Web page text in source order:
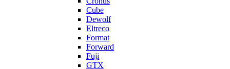
Cube
Dewolf
Eltreco
Format
Forward
Fuji
GTX